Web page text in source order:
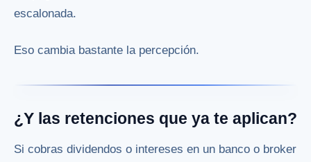
escalonada.
Eso cambia bastante la percepción.
¿Y las retenciones que ya te aplican?
Si cobras dividendos o intereses en un banco o broker